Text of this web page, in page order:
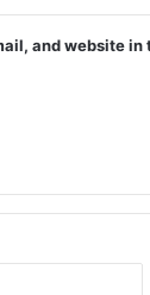
and website